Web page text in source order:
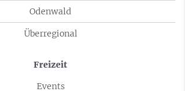
Odenwald
Überregional
Freizeit
Events